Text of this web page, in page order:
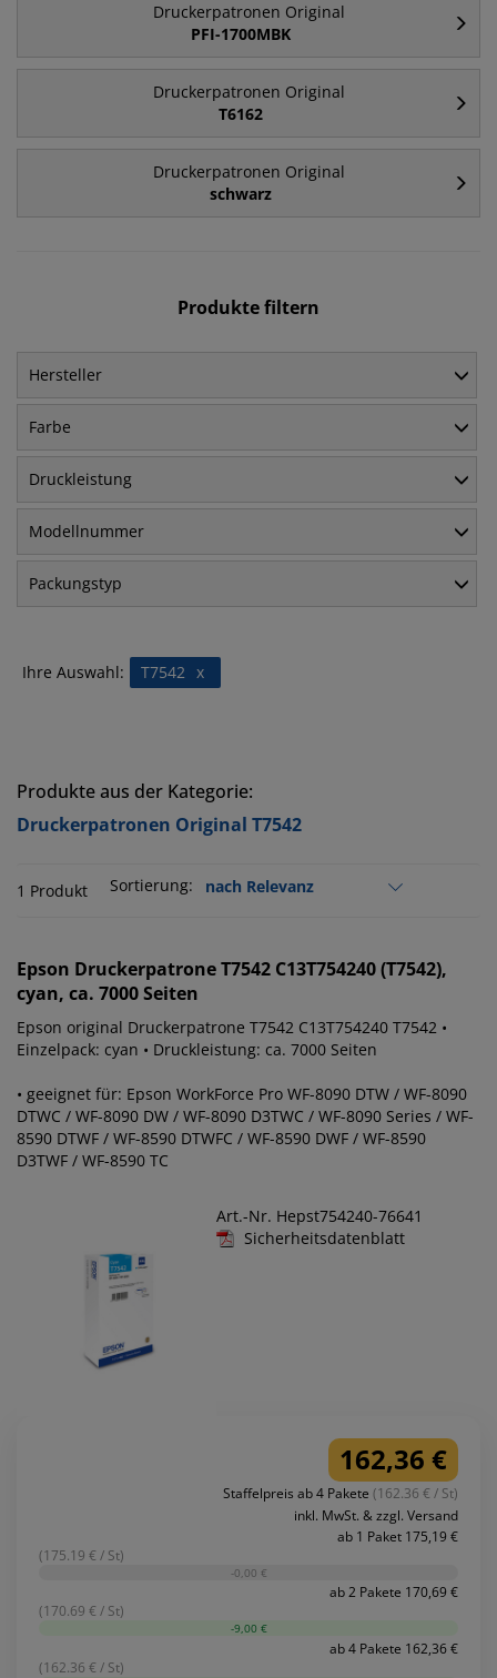
Druckerpatronen Original
PFI-1700MBK
Druckerpatronen Original
T6162
Druckerpatronen Original
schwarz
Produkte filtern
Hersteller
Farbe
Druckleistung
Modellnummer
Packungstyp
Ihre Auswahl: x
T7542
Produkte aus der Kategorie:
Druckerpatronen Original T7542
1 Produkt Sortierung:
Epson Druckerpatrone T7542 C13T754240 (T7542),
cyan, ca. 7000 Seiten
Epson original Druckerpatrone T7542 C13T754240 T7542 •
Einzelpack: cyan • Druckleistung: ca. 7000 Seiten
• geeignet für: Epson WorkForce Pro WF-8090 DTW / WF-8090
DTWC / WF-8090 DW / WF-8090 D3TWC / WF-8090 Series / WF-
8590 DTWF / WF-8590 DTWFC / WF-8590 DWF / WF-8590
D3TWF / WF-8590 TC
Art.-Nr. Hepst754240-76641
Sicherheitsdatenblatt
162,36 €
Staffelpreis ab 4 Pakete (162.36 € / St)
inkl. MwSt. & zzgl. Versand
ab 1 Paket 175,19 €
(175.19 € / St)
-0,00 €
ab 2 Pakete 170,69 €
(170.69 € / St)
-9,00 €
ab 4 Pakete 162,36 €
(162.36 € / St)